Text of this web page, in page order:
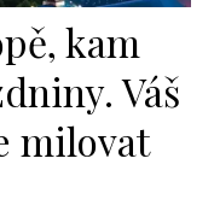
kam
Váš
milovat